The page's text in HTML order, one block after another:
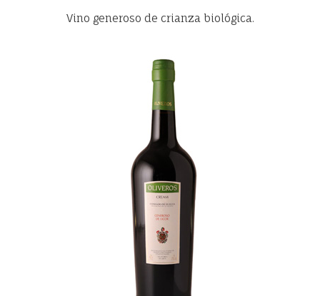
Vino generoso de crianza biológica.